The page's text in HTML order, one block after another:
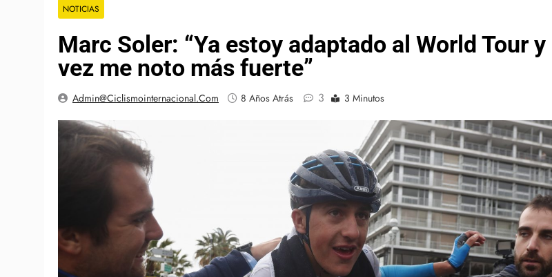
NOTICIAS
Marc Soler: “Ya estoy adaptado al World Tour y
vez me noto más fuerte”
Admin@ciclismointernacional.com 8 Años Atrás 3 3 Minutos